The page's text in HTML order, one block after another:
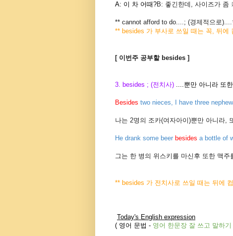
A: 이 차 어때?B: 좋긴한데, 사이즈가 좀
** cannot afford to do....; (경제적으로
** besides 가 부사로 쓰일 때는 꼭, 뒤에
[ 이번주 공부할 besides ]
3. besides ; (전치사) ....뿐만 아니라 또
Besides two nieces, I have three
나는 2명의 조카(여자아이)뿐만 아니라,
He drank some beer besides a bottle of
그는 한 병의 위스키를 마신후 또한 맥주
** besides 가 전치사로 쓰일 때는 뒤에
Today's English expression
( 영어 문법 - 영어 한문장 잘 쓰고 말하기